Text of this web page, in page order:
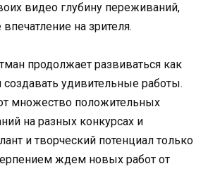
видео глубину переживаний,
на зрителя.
продолжает развиваться как
удивительные работы.
множество положительных
на разных конкурсах и
и творческий потенциал только
ждем новых работ от